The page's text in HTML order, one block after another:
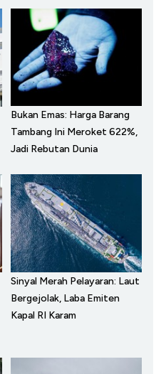
Bukan Emas: Harga Barang
Tambang Ini Meroket 622%,
Jadi Rebutan Dunia
Sinyal Merah Pelayaran: Laut
Bergejolak, Laba Emiten
Kapal RI Karam